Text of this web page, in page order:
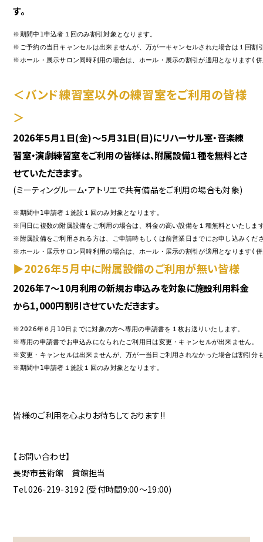
す。
※期間中1申込者１回のみ割引対象となります。
※ご予約の当日キャンセルは出来ませんが、万が一キャンセルされた場合は１回割
＜バンド練習室以外の練習室をご利用の皆様
＞
2026年５月１日(金)～５月31日(日)にリハーサル室・音楽練
習室・演劇練習室をご利用の皆様は、附属設備１種を無料とさ
せていただきます。
(ミーティングルーム・アトリエで共有備品をご利用の場合も対象)
※期間中1申請者１施設１回のみ対象となります。
※同日に複数の附属設備をご利用の場合は、料金の高い設備を１種無料といたしま
※附属設備をご利用される方は、ご申請時もしくは前営業日までにお申し込みくだ
※ホール・展示サロン同時利用の場合は、ホール・展示の割引が適用となります(
▶2026年５月中に附属設備のご利用が無い皆様
2026年７～10月利用の新規お申込みを対象に施設利用料金
から1,000円割引させていただきます。
※2026年６月10日までに対象の方へ専用の申請書を１枚お送りいたします。
※専用の申請書でお申込みになられたご利用日は変更・キャンセルが出来ません。
※変更・キャンセルは出来ませんが、万が一当日ご利用されなかった場合は割引分
※期間中1申請者１施設１回のみ対象となります。
皆様のご利用を心よりお待ちしております!!
【お問い合わせ】
長野市芸術館 貸館担当
Tel.026-219-3192 (受付時間9:00～19:00)